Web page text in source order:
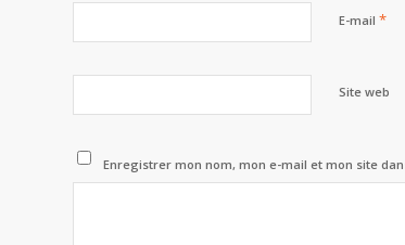
E-mail *
Site web
Enregistrer mon nom, mon e-mail et mon site